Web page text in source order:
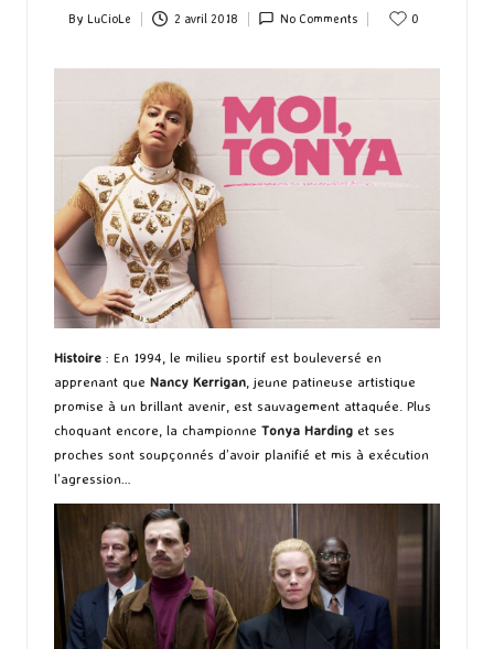
Posted
By LuCioLe 2 avril 2018 No Comments 0
Histoire : En 1994, le milieu sportif est bouleversé en
apprenant que Nancy Kerrigan, jeune patineuse artistique
promise à un brillant avenir, est sauvagement attaquée. Plus
choquant encore, la championne Tonya Harding et ses
proches sont soupçonnés d’avoir planifié et mis à exécution
l’agression…